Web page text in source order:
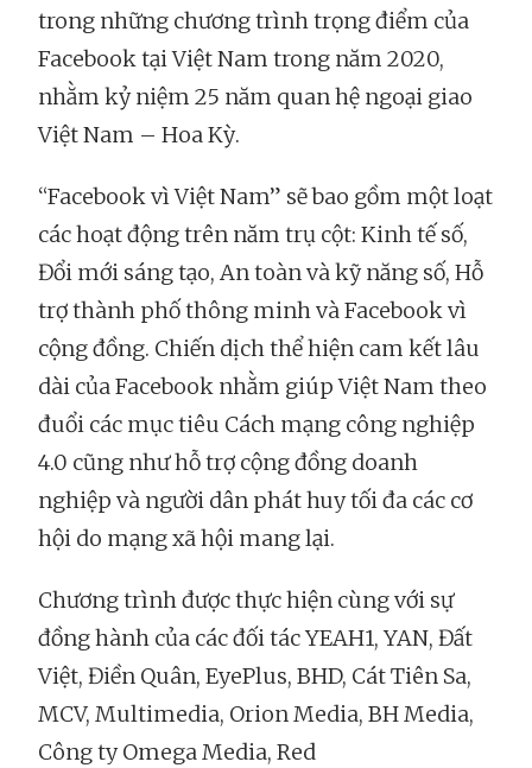
trong những chương trình trọng điểm của
Facebook tại Việt Nam trong năm 2020,
nhằm kỷ niệm 25 năm quan hệ ngoại giao
Việt Nam – Hoa Kỳ.
“Facebook vì Việt Nam” sẽ bao gồm một loạt
các hoạt động trên năm trụ cột: Kinh tế số,
Đổi mới sáng tạo, An toàn và kỹ năng số, Hỗ
trợ thành phố thông minh và Facebook vì
cộng đồng. Chiến dịch thể hiện cam kết lâu
dài của Facebook nhằm giúp Việt Nam theo
đuổi các mục tiêu Cách mạng công nghiệp
4.0 cũng như hỗ trợ cộng đồng doanh
nghiệp và người dân phát huy tối đa các cơ
hội do mạng xã hội mang lại.
Chương trình được thực hiện cùng với sự
đồng hành của các đối tác YEAH1, YAN, Đất
Việt, Điền Quân, EyePlus, BHD, Cát Tiên Sa,
MCV, Multimedia, Orion Media, BH Media,
Công ty Omega Media, Red